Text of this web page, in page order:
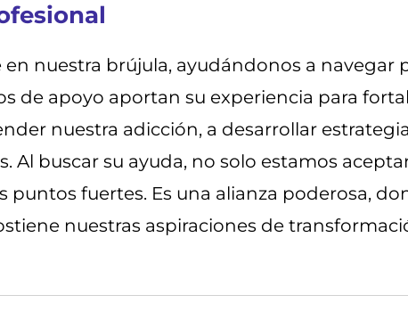
nuestra brújula, ayudándonos a navegar
de apoyo aportan su experiencia para
nuestra adicción, a desarrollar
Al buscar su ayuda, no solo estamos
fuertes. Es una alianza poderosa,
nuestras aspiraciones de